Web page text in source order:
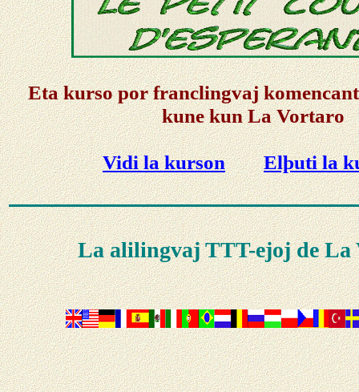
Eta kurso por franclingvaj
kune kun La Vortaro
Vidi la kurson Elþuti la
La alilingvaj TTT-ejoj de La